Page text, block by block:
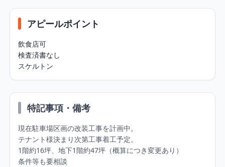
アピールポイント
飲食店可
検査済書なし
スケルトン
特記事項・備考
現在駐車場区画の改装工事を計画中。
テナント様決まり次第工事着工予定。
1階約16坪、地下1階約47坪（概算につき変更あり）
条件等も要相談